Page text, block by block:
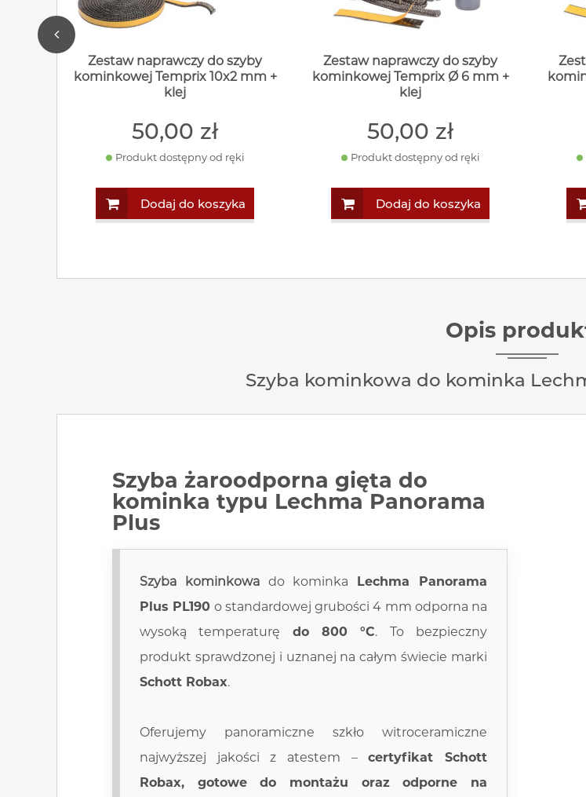
Zestaw naprawczy do szyby
kominkowej Temprix 10x2 mm +
klej
50,00 zł
Produkt dostępny od ręki
Dodaj do koszyka
Zestaw naprawczy do szyby
kominkowej Temprix Ø 6 mm +
klej
50,00 zł
Produkt dostępny od ręki
Dodaj do koszyka
Opis
Szyba kominkowa do kominka
Szyba żaroodporna gięta do
kominka typu Lechma Panorama
Plus
Szyba kominkowado kominka Lechma Panorama
Plus PL190 o standardowej grubości 4 mm odporna na
wysoką temperaturę do 800 °C. To bezpieczny
produkt sprawdzonej i uznanej na całym świecie marki
Schott Robax.
Oferujemy panoramiczne szkło witroceramiczne
najwyższej jakości z atestem –certyfikat Schott
Robax, gotowe do montażu oraz odporne na